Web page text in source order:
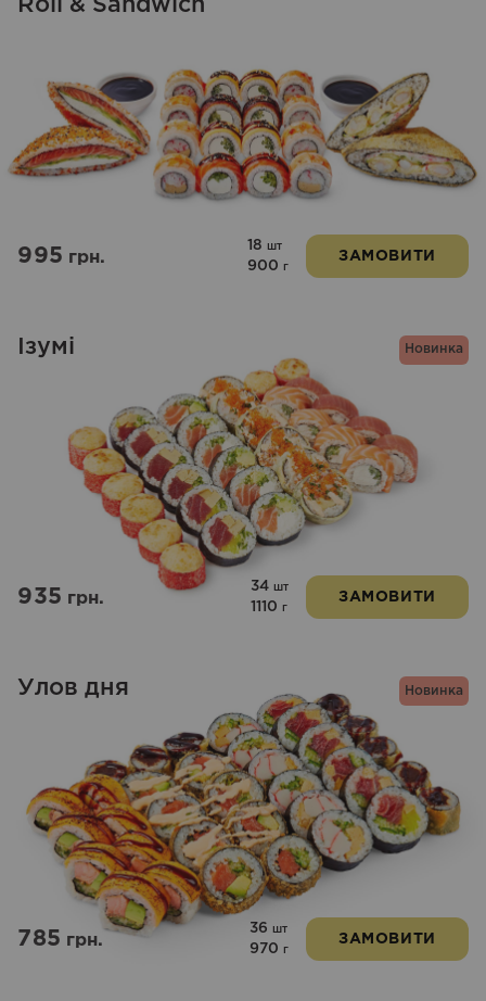
Roll & Sandwich
995грн.
18 шт
900 г
ЗАМОВИТИ
Новинка
Ізумі
935грн.
34 шт
1110 г
ЗАМОВИТИ
Новинка
Улов дня
785грн.
36 шт
970 г
ЗАМОВИТИ